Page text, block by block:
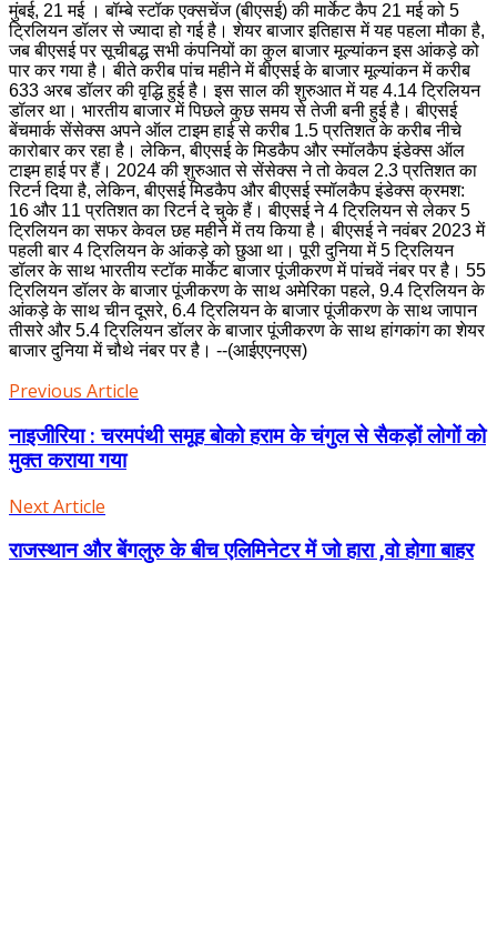
मुंबई, 21 मई । बॉम्बे स्टॉक एक्सचेंज (बीएसई) की मार्केट कैप 21 मई को 5
ट्रिलियन डॉलर से ज्यादा हो गई है। शेयर बाजार इतिहास में यह पहला मौका है,
जब बीएसई पर सूचीबद्ध सभी कंपनियों का कुल बाजार मूल्यांकन इस आंकड़े को
पार कर गया है। बीते करीब पांच महीने में बीएसई के बाजार मूल्यांकन में करीब
633 अरब डॉलर की वृद्धि हुई है। इस साल की शुरुआत में यह 4.14 ट्रिलियन
डॉलर था। भारतीय बाजार में पिछले कुछ समय से तेजी बनी हुई है। बीएसई
बेंचमार्क सेंसेक्स अपने ऑल टाइम हाई से करीब 1.5 प्रतिशत के करीब नीचे
कारोबार कर रहा है। लेकिन, बीएसई के मिडकैप और स्मॉलकैप इंडेक्स ऑल
टाइम हाई पर हैं। 2024 की शुरुआत से सेंसेक्स ने तो केवल 2.3 प्रतिशत का
रिटर्न दिया है, लेकिन, बीएसई मिडकैप और बीएसई स्मॉलकैप इंडेक्स क्रमश:
16 और 11 प्रतिशत का रिटर्न दे चुके हैं। बीएसई ने 4 ट्रिलियन से लेकर 5
ट्रिलियन का सफर केवल छह महीने में तय किया है। बीएसई ने नवंबर 2023 में
पहली बार 4 ट्रिलियन के आंकड़े को छुआ था। पूरी दुनिया में 5 ट्रिलियन
डॉलर के साथ भारतीय स्टॉक मार्केट बाजार पूंजीकरण में पांचवें नंबर पर है। 55
ट्रिलियन डॉलर के बाजार पूंजीकरण के साथ अमेरिका पहले, 9.4 ट्रिलियन के
आंकड़े के साथ चीन दूसरे, 6.4 ट्रिलियन के बाजार पूंजीकरण के साथ जापान
तीसरे और 5.4 ट्रिलियन डॉलर के बाजार पूंजीकरण के साथ हांगकांग का शेयर
बाजार दुनिया में चौथे नंबर पर है। --(आईएएनएस)
Previous Article
नाइजीरिया : चरमपंथी समूह बोको हराम के चंगुल से सैकड़ों लोगों को
मुक्त कराया गया
Next Article
राजस्‍थान और बेंगलुरु के बीच एलिमिनेटर में जो हारा ,वो होगा बाहर